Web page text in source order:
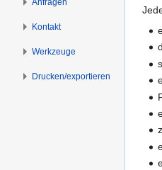
g
Kontakt
Werkzeuge
Drucken/­exportieren